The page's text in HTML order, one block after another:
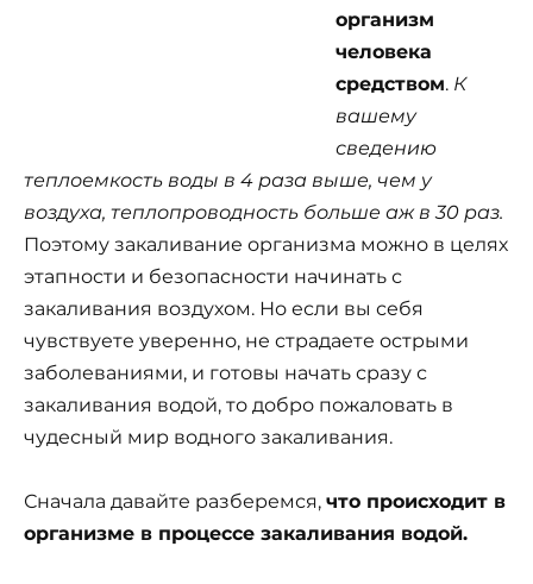
организм
человека
средством. К
вашему
сведению
теплоемкость воды в 4 раза выше, чем у
воздуха, теплопроводность больше аж в 30 раз.
Поэтому закаливание организма можно в целях
этапности и безопасности начинать с
закаливания воздухом. Но если вы себя
чувствуете уверенно, не страдаете острыми
заболеваниями, и готовы начать сразу с
закаливания водой, то добро пожаловать в
чудесный мир водного закаливания.
Сначала давайте разберемся, что происходит в
организме в процессе закаливания водой.